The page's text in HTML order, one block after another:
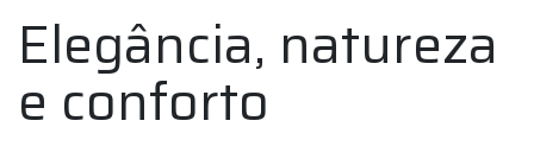
Elegância, natureza
e conforto